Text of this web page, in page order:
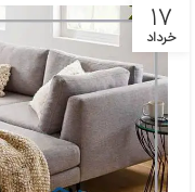
17
خرداد